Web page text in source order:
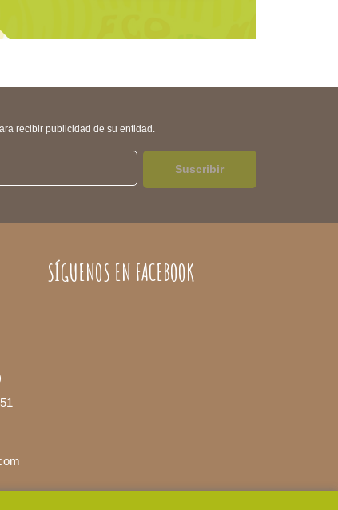
recibir publicidad de su entidad.
Suscribir
SÍGUENOS EN FACEBOOK